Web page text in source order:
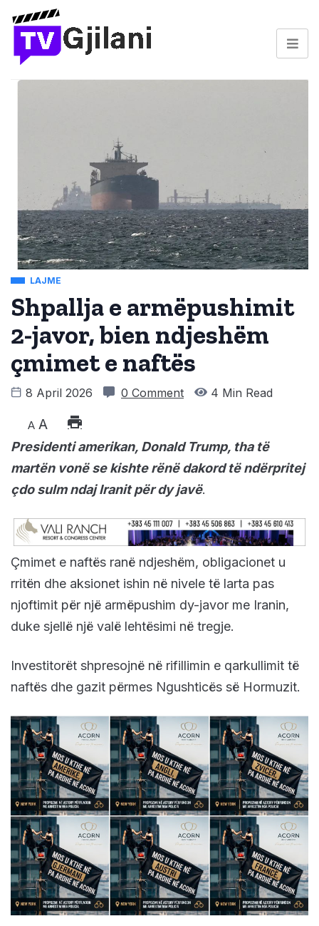
LAJME
Shpallja e armëpushimit
2-javor, bien ndjeshëm
çmimet e naftës
8 April 2026 0 Comment 4 Min Read
A A
Presidenti amerikan, Donald Trump, tha të
martën vonë se kishte rënë dakord të ndërpritej
çdo sulm ndaj Iranit për dy javë.
Çmimet e naftës ranë ndjeshëm, obligacionet u
rritën dhe aksionet ishin në nivele të larta pas
njoftimit për një armëpushim dy-javor me Iranin,
duke sjellë një valë lehtësimi në tregje.
Investitorët shpresojnë në rifillimin e qarkullimit të
naftës dhe gazit përmes Ngushticës së Hormuzit.